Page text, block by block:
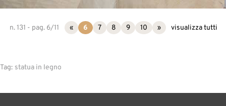
n. 131 - pag. 6/11 « 6 7 8 9 10 » visualizza tutti
Tag: statua in legno